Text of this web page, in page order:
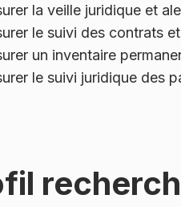
la veille juridique et
le suivi des contrats
un inventaire
le suivi juridique des